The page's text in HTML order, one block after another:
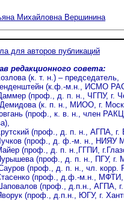
Михайловна Вершинина
для авторов публикаций
редакционного совета:
(к. т. н.) – председатель,
(к.ф.-м.н., ИСМО
(проф., д. п. н., ЧГПУ, г.
(к. п. н., МИОО, г.
(проф., к. в. н., член
(проф., д. п. н., АГПА, г.
(проф., д. ф.-м. н., НИЯУ
(проф., д. п. н.,ГГПИ,
(проф., д. п. н., ПГУ, г.
(проф., д. п. н., чл. корр.
(проф., д.ф.-м.н., МФТИ,
(проф., д.п.н., АГПА, г.
(проф., д.п.н., ЮГУ, г.